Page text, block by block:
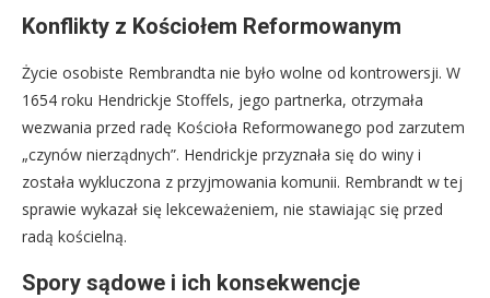
Konflikty z Kościołem Reformowanym
Życie osobiste Rembrandta nie było wolne od kontrowersji. W
1654 roku Hendrickje Stoffels, jego partnerka, otrzymała
wezwania przed radę Kościoła Reformowanego pod zarzutem
„czynów nierządnych”. Hendrickje przyznała się do winy i
została wykluczona z przyjmowania komunii. Rembrandt w tej
sprawie wykazał się lekceważeniem, nie stawiając się przed
radą kościelną.
Spory sądowe i ich konsekwencje